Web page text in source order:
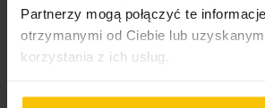
Partnerzy mogą połączyć te
otrzymanymi od Ciebie lub
korzystania z ich usług.
100%
Super
04-08-2026